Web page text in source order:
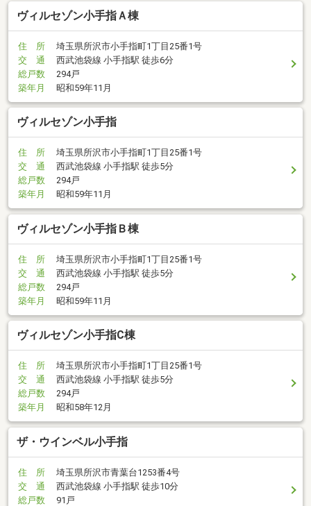
ヴィルセゾン小手指Ａ棟
住 所
埼玉県所沢市小手指町1丁目25番1号
交 通
西武池袋線 小手指駅 徒歩6分
総戸数
294戸
築年月
昭和59年11月
ヴィルセゾン小手指
住 所
埼玉県所沢市小手指町1丁目25番1号
交 通
西武池袋線 小手指駅 徒歩5分
総戸数
294戸
築年月
昭和59年11月
ヴィルセゾン小手指Ｂ棟
住 所
埼玉県所沢市小手指町1丁目25番1号
交 通
西武池袋線 小手指駅 徒歩5分
総戸数
294戸
築年月
昭和59年11月
ヴィルセゾン小手指C棟
住 所
埼玉県所沢市小手指町1丁目25番1号
交 通
西武池袋線 小手指駅 徒歩5分
総戸数
294戸
築年月
昭和58年12月
ザ・ウインベル小手指
住 所
埼玉県所沢市青葉台1253番4号
交 通
西武池袋線 小手指駅 徒歩10分
総戸数
91戸